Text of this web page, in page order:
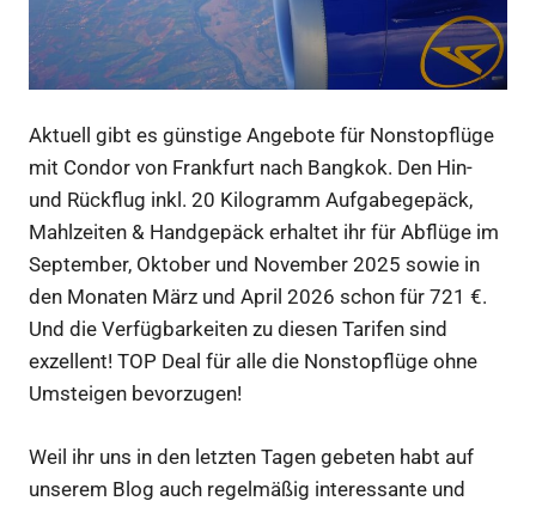
Aktuell gibt es günstige Angebote für Nonstopflüge
mit Condor von Frankfurt nach Bangkok. Den Hin-
und Rückflug inkl. 20 Kilogramm Aufgabegepäck,
Mahlzeiten & Handgepäck erhaltet ihr für Abflüge im
September, Oktober und November 2025 sowie in
den Monaten März und April 2026 schon für 721 €.
Und die Verfügbarkeiten zu diesen Tarifen sind
exzellent! TOP Deal für alle die Nonstopflüge ohne
Umsteigen bevorzugen!
Weil ihr uns in den letzten Tagen gebeten habt auf
unserem Blog auch regelmäßig interessante und